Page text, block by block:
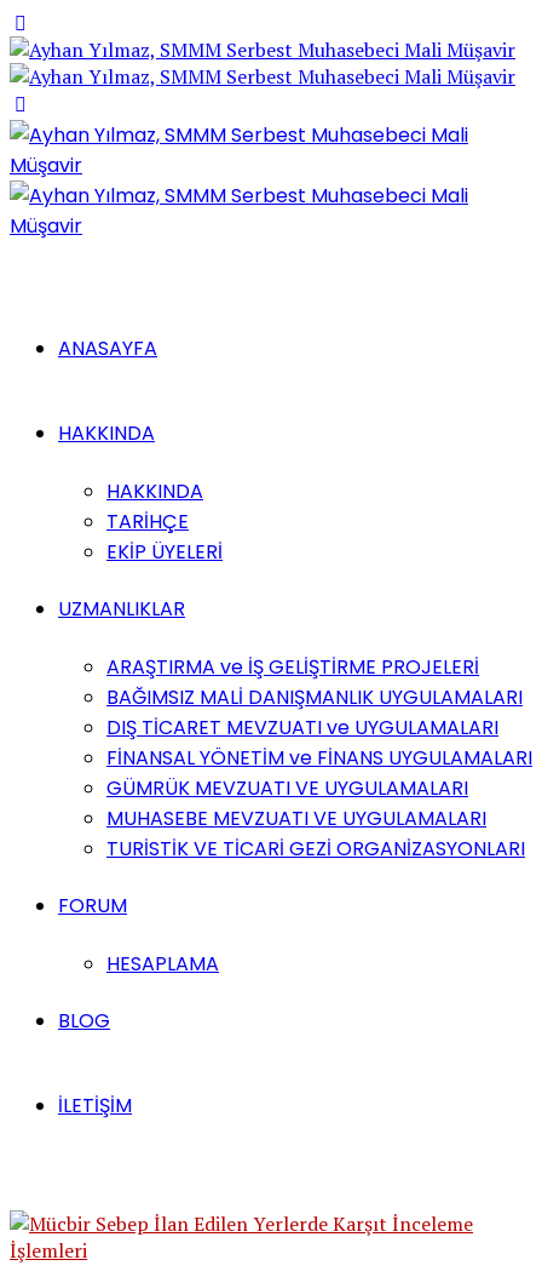
ANASAYFA
HAKKINDA
HAKKINDA
TARİHÇE
EKİP ÜYELERİ
UZMANLIKLAR
ARAŞTIRMA ve İŞ GELİŞTİRME PROJELERİ
BAĞIMSIZ MALİ DANIŞMANLIK UYGULAMALARI
DIŞ TİCARET MEVZUATI ve UYGULAMALARI
FİNANSAL YÖNETİM ve FİNANS UYGULAMALARI
GÜMRÜK MEVZUATI VE UYGULAMALARI
MUHASEBE MEVZUATI VE UYGULAMALARI
TURİSTİK VE TİCARİ GEZİ ORGANİZASYONLARI
FORUM
HESAPLAMA
BLOG
İLETİŞİM